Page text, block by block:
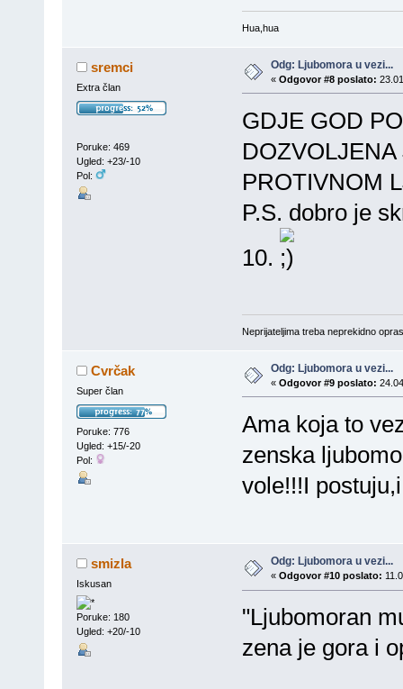
Hua,hua
sremci
Extra član
Poruke: 469
Ugled: +23/-10
Pol:
Odg: Ljubomora u vezi...
« Odgovor #8 poslato:
GDJE GOD
PROTIVNOM
P.S. dobro je
10.
Neprijateljima treba neprekidno
Cvrčak
Super član
Poruke: 776
Ugled: +15/-20
Pol:
Odg: Ljubomora u vezi...
« Odgovor #9 poslato:
Ama koja to
zenska
vole!!!I
smizla
Iskusan
Poruke: 180
Ugled: +20/-10
Odg: Ljubomora u vezi...
« Odgovor #10 poslato:
"Ljubomoran
zena je gora i